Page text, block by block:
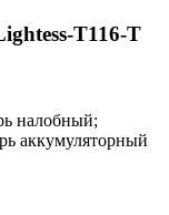
T116-T
налобный;
аккумуляторный